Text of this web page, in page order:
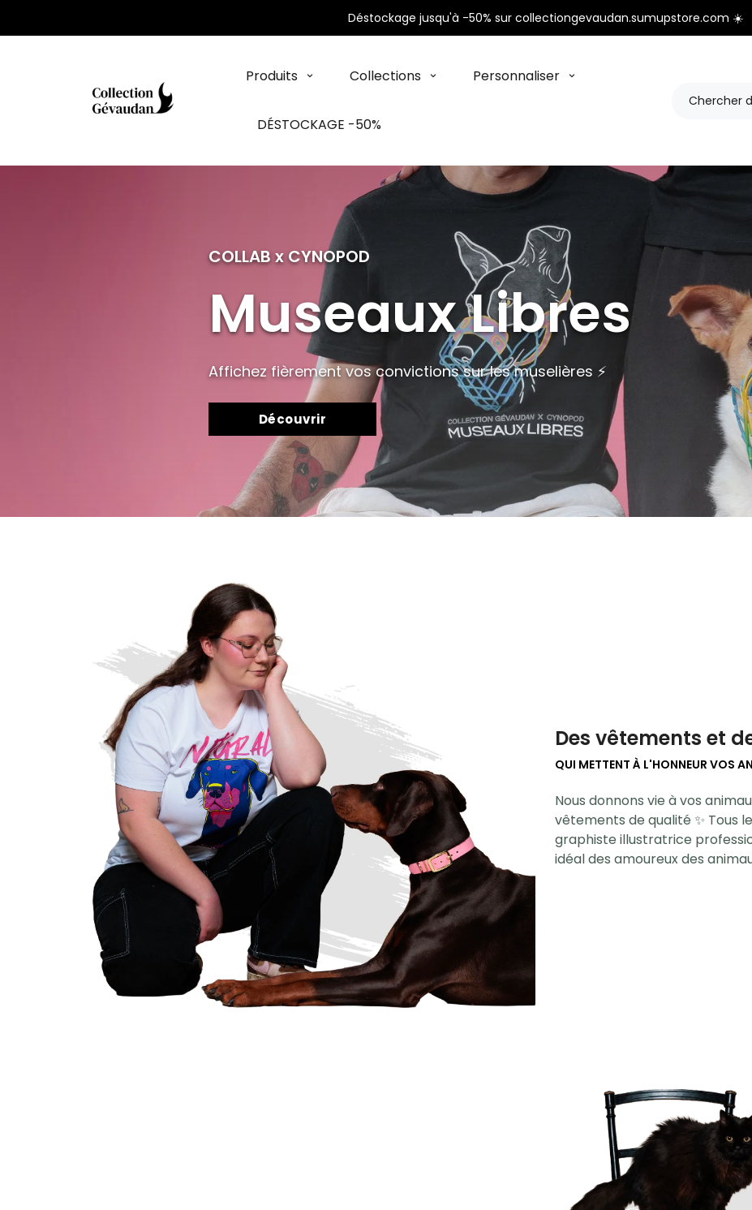
Déstockage jusqu'à -50% sur collectiongevaudan.sumupstore.com ☀️
Produits Collections Personnaliser
DÉSTOCKAGE -50%
COLLAB x CYNOPOD
Museaux Libres
Affichez fièrement vos convictions sur les muselières ⚡️
Découvrir
Des vêtements et
QUI METTENT À L'HONNEUR VOS
Nous donnons vie à vos
vêtements de qualité ✨ Tous
graphiste illustratrice
idéal des amoureux des